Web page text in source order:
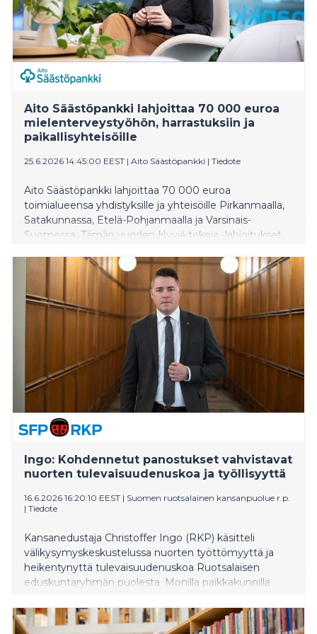
Aito Säästöpankki lahjoittaa 70 000 euroa
mielenterveystyöhön, harrastuksiin ja
paikallisyhteisöille
25.6.2026 14:45:00 EEST | Aito Säästöpankki | Tiedote
Aito Säästöpankki lahjoittaa 70 000 euroa
toimialueensa yhdistyksille ja yhteisöille Pirkanmaalla,
Satakunnassa, Etelä-Pohjanmaalla ja Varsinais-
Suomessa. Tämän vuoden Hyviä tekoja -lahjoitukset
lasten ja nuorten harrastamista sekä paikallista
yhteisöllisyyttä. Haastava toimintaympäristö ja julkisiin
tukiin kohdistuvat leikkaukset tekevät lahjoituksista
saajilleen entistä merkityksellisempiä.
Ingo: Kohdennetut panostukset vahvistavat
nuorten tulevaisuudenuskoa ja työllisyyttä
16.6.2026 16:20:10 EEST | Suomen ruotsalainen kansanpuolue r.p.
| Tiedote
Kansanedustaja Christoffer Ingo (RKP) käsitteli
välikysymyskeskustelussa nuorten työttömyyttä ja
heikentynyttä tulevaisuudenuskoa Ruotsalaisen
eduskuntaryhmän puolesta. Monilla paikkakunnilla
työelämään, mikä osoittaa, että kohdennetuille
toimenpiteille on edelleen tarvetta.